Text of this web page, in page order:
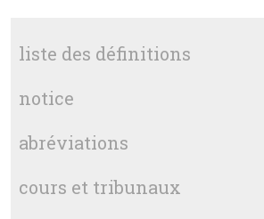
liste des définitions
notice
abréviations
cours et tribunaux